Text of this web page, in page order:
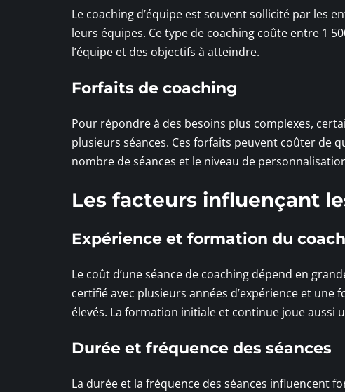
Le coaching d’équipe est souvent sollicité par les
leurs équipes. Ce type de coaching coûte entre 1
l’équipe et des objectifs à atteindre.
Forfaits de coaching
Pour répondre à des besoins plus complexes,
plusieurs séances. Ces forfaits peuvent coûter de
nombre de séances et le niveau de
Les facteurs influençant
Expérience et formation du coach
Le coût d’une séance de coaching dépend en
certifié avec plusieurs années d’expérience et
élevés. La formation initiale et continue joue
Durée et fréquence des séances
La durée et la fréquence des séances influencent